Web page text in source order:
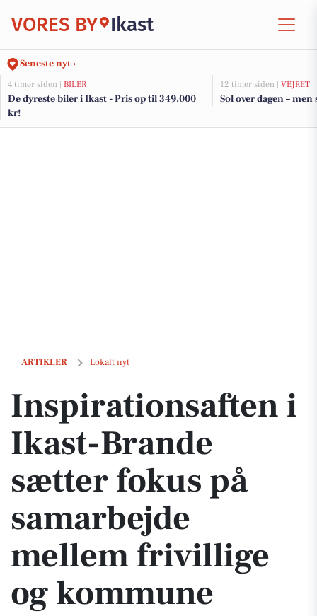
VORES BY Ikast
Seneste nyt ›
4 timer siden | BILER
De dyreste biler i Ikast - Pris op til 349.000
kr!
12 timer siden | VEJRET
Sol over dagen –
ARTIKLER Lokalt nyt
Inspirationsaften i Ikast-Brande sætter fokus på samarbejde
Inspirationsaften i
Ikast-Brande
sætter fokus på
samarbejde
mellem frivillige
og kommune